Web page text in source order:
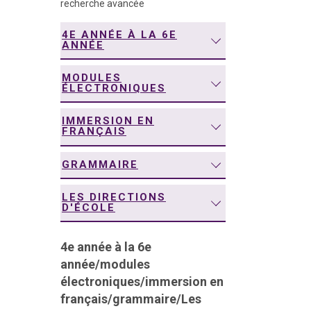
recherche avancée
4E ANNÉE À LA 6E
ANNÉE
MODULES
ÉLECTRONIQUES
IMMERSION EN
FRANÇAIS
GRAMMAIRE
LES DIRECTIONS
D'ÉCOLE
4e année à la 6e
année/modules
électroniques/immersion en
français/grammaire/Les